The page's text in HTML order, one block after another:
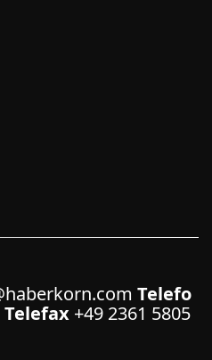
Telefo
Telefax +49 2361 5805